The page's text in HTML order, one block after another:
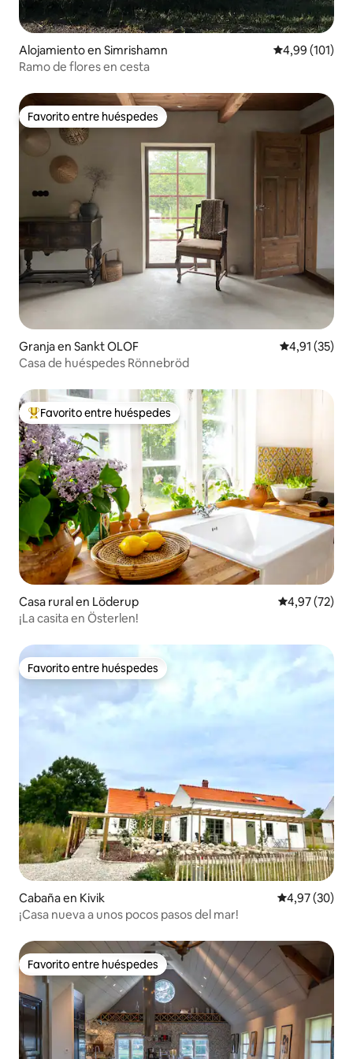
Alojamiento en Simrishamn Calificación
4,99 (101)
Ramo de flores en cesta
Favorito entre huéspedes
Favorito entre huéspedes
Granja en Sankt OLOF Calificación
4,91 (35)
Casa de huéspedes Rönnebröd
Favorito entre los huéspedes más destacados
Favorito entre huéspedes
Casa rural en Löderup Calificación
4,97 (72)
¡La casita en Österlen!
Favorito entre huéspedes
Favorito entre huéspedes
Cabaña en Kivik Calificación
4,97 (30)
¡Casa nueva a unos pocos pasos del mar!
Favorito entre huéspedes
Favorito entre huéspedes